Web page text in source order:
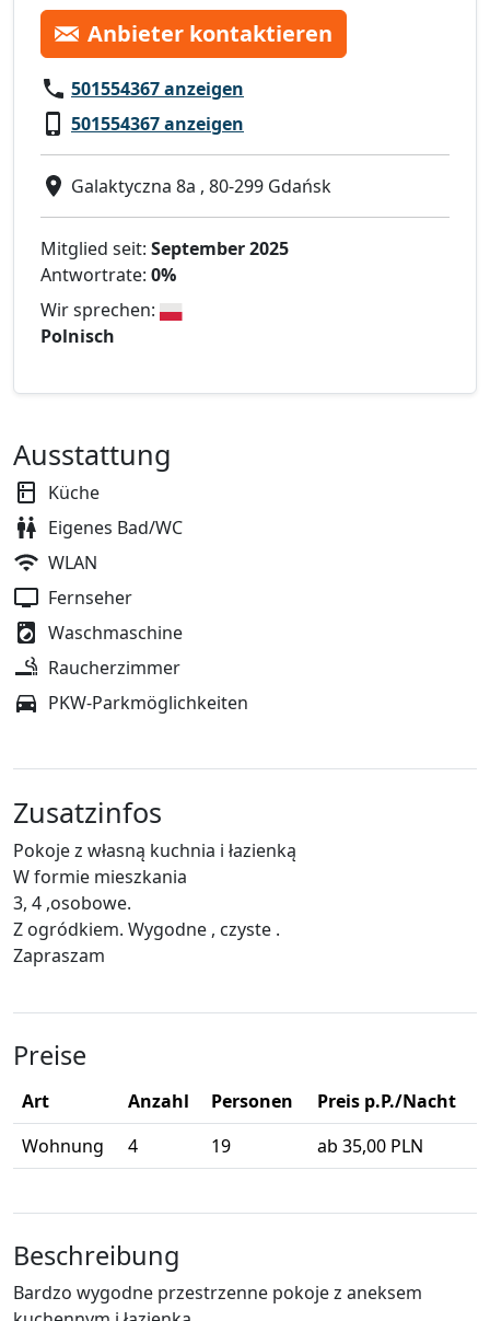
Anbieter kontaktieren
501554367 anzeigen
501554367 anzeigen
Galaktyczna 8a , 80-299 Gdańsk
Mitglied seit: September 2025
Antwortrate: 0%
Wir sprechen:
Polnisch
Ausstattung
Küche
Eigenes Bad/WC
WLAN
Fernseher
Waschmaschine
Raucherzimmer
PKW-Parkmöglichkeiten
Zusatzinfos
Pokoje z własną kuchnia i łazienką
W formie mieszkania
3, 4 ,osobowe.
Z ogródkiem. Wygodne , czyste .
Zapraszam
Preise
Art Anzahl Personen
Preis p.P./Nacht
Wohnung
4 19 ab 35,00 PLN
Beschreibung
Bardzo wygodne przestrzenne pokoje z aneksem